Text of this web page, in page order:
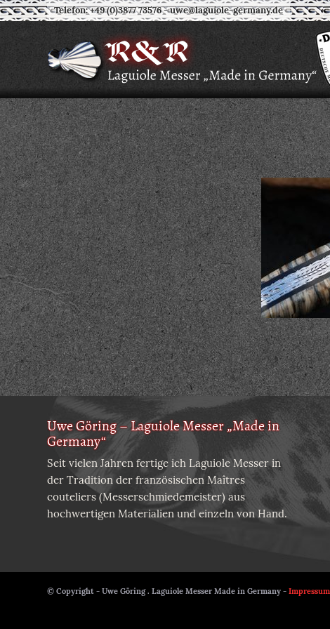
Telefon: +49 (0)3877 73576-uwe@laguiole-germany.de
Uwe Göring – Laguiole Messer „Made in
Germany“
Seit vielen Jahren fertige ich Laguiole Messer in
der Tradition der französischen Maîtres
couteliers (Messerschmiedemeister) aus
hochwertigen Materialien und einzeln von Hand.
© Copyright - Uwe Göring . Laguiole Messer Made in Germany - Impressum